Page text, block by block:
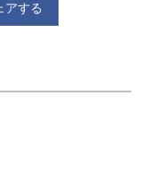
アする